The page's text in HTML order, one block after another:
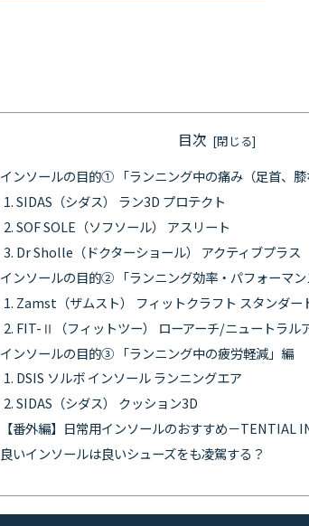
目次
インソールの目的① 「ランニング中の痛み（足首、
SIDAS（シダス） ラン3D プロテクト
SOF SOLE（ソフソール） アスリート
Dr Sholle（ドクターショール） アクティブプラス
インソールの目的② 「ランニング効率・パフォーマ
Zamst（ザムスト） フィットクラフト スタンダー
FIT-Ⅱ（フィットツー） ローアーチ/ニュートラル
インソールの目的③ 「ランニング中の疲労軽減」編
DSIS ソルボ インソール ランニングエア
SIDAS（シダス） クッション3D
【番外編】日常用インソールのおすすめ－TENTIAL
良いインソールは良いシューズをも凌駕する？